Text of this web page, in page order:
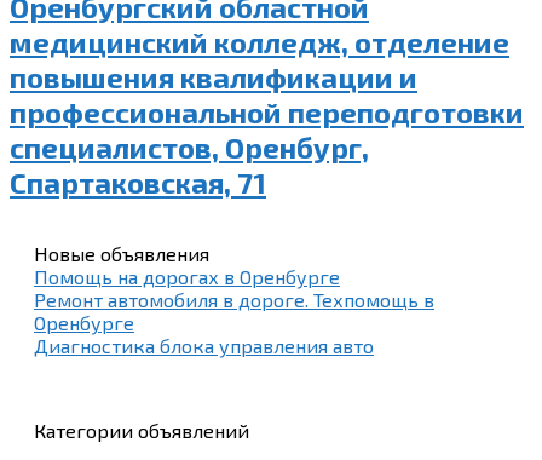
Оренбургский областной
медицинский колледж, отделение
повышения квалификации и
профессиональной переподготовки
специалистов, Оренбург,
Спартаковская, 71
Новые объявления
Помощь на дорогах в Оренбурге
Ремонт автомобиля в дороге. Техпомощь в
Оренбурге
Диагностика блока управления авто
Категории объявлений